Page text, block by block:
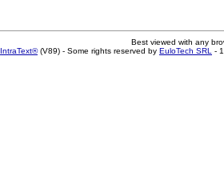
Best viewed with any
IntraText®(V89) - Some rights reserved by EuloTech SRL -